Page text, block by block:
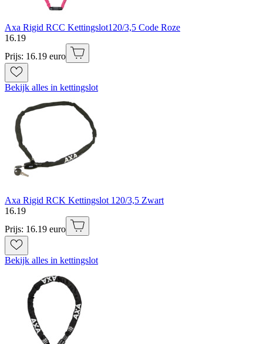
Axa Rigid RCC Kettingslot120/3,5 Code Roze
16.19
Prijs: 16.19 euro
Bekijk alles in kettingslot
Axa Rigid RCK Kettingslot 120/3,5 Zwart
16.19
Prijs: 16.19 euro
Bekijk alles in kettingslot